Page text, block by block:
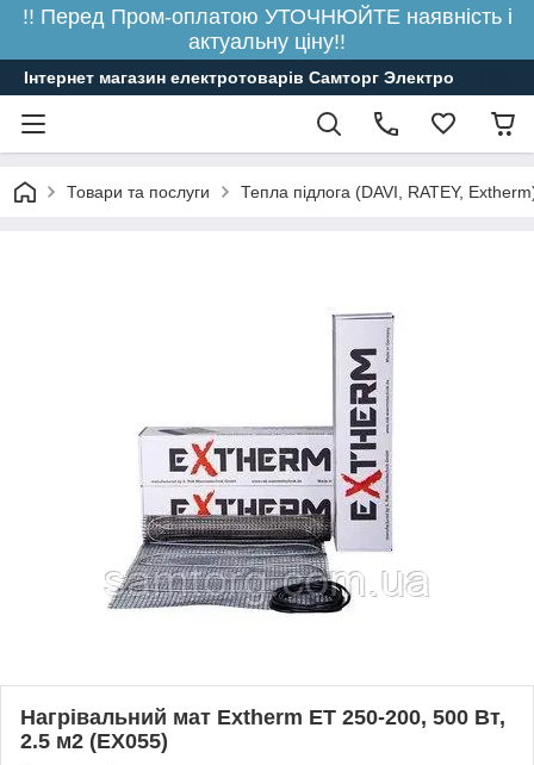
!! Перед Пром-оплатою УТОЧНЮЙТЕ наявність і
актуальну ціну!!
Інтернет магазин електротоварів Самторг Электро
Товари та послуги Тепла підлога (DAVI, RATEY,
Нагрівальний мат Extherm ET 250-200, 500 Вт,
2.5 м2 (EX055)